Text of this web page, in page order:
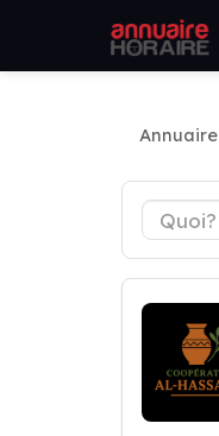
Annuaire